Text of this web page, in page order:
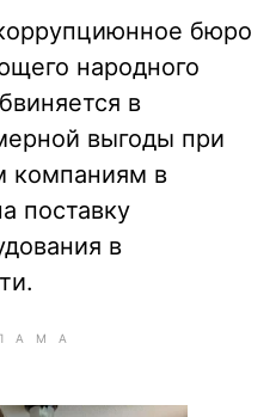
бюро
народного
в
выгоды при
компаниям в
поставку
в